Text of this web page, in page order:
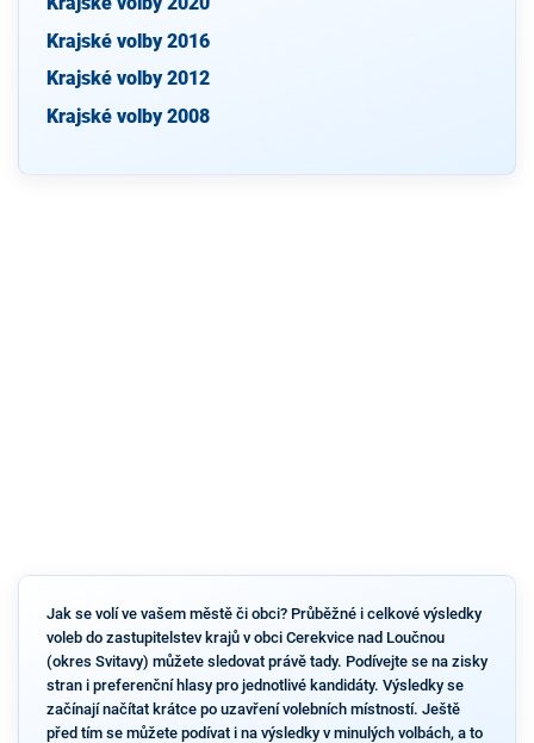
Krajské volby 2016
Krajské volby 2012
Krajské volby 2008
Jak se volí ve vašem městě či obci? Průběžné i celkové výsledky
voleb do zastupitelstev krajů v obci Cerekvice nad Loučnou
(okres Svitavy) můžete sledovat právě tady. Podívejte se na zisky
stran i preferenční hlasy pro jednotlivé kandidáty. Výsledky se
začínají načítat krátce po uzavření volebních místností. Ještě
před tím se můžete podívat i na výsledky v minulých volbách, a to